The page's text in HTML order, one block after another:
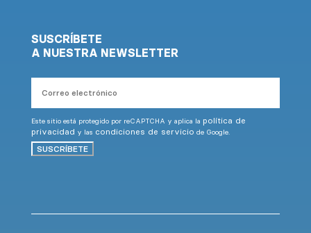
SUSCRÍBETE
A NUESTRA NEWSLETTER
electrónico
Este sitio está protegido por reCAPTCHA y aplica la política de
privacidad y las condiciones de servicio de Google.
SUSCRÍBETE